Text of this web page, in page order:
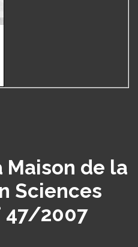
Maison de la
Sciences
47/2007